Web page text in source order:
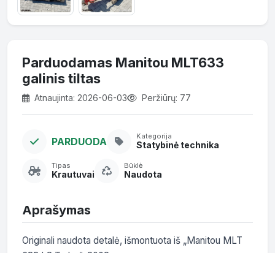
Parduodamas Manitou MLT633
galinis tiltas
Atnaujinta: 2026-06-03 Peržiūrų: 77
PARDUODA Kategorija
Statybinė technika
Tipas
Krautuvai
Būklė
Naudota
Aprašymas
Originali naudota detalė, išmontuota iš „Manitou MLT